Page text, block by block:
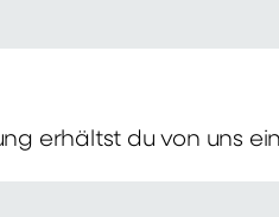
erhältst du von uns